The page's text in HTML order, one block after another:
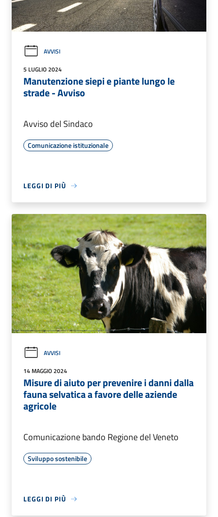
AVVISI
5 LUGLIO 2024
Manutenzione siepi e piante lungo le
strade - Avviso
Avviso del Sindaco
Comunicazione istituzionale
LEGGI DI PIÙ
AVVISI
14 MAGGIO 2024
Misure di aiuto per prevenire i danni dalla
fauna selvatica a favore delle aziende
agricole
Comunicazione bando Regione del Veneto
Sviluppo sostenibile
LEGGI DI PIÙ